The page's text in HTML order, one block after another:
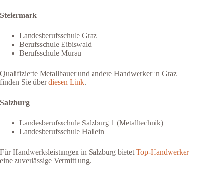
Steiermark
Landesberufsschule Graz
Berufsschule Eibiswald
Berufsschule Murau
Qualifizierte Metallbauer und andere Handwerker in Graz
finden Sie überdiesen Link.
Salzburg
Landesberufsschule Salzburg 1 (Metalltechnik)
Landesberufsschule Hallein
Für Handwerksleistungen in Salzburg bietet Top-Handwerker
eine zuverlässige Vermittlung.